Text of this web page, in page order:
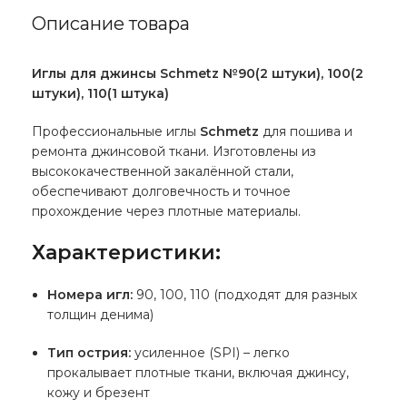
Описание товара
Иглы для джинсы Schmetz №90(2 штуки), 100(2
штуки), 110(1 штука)
Профессиональные иглы Schmetz для пошива и
ремонта джинсовой ткани. Изготовлены из
высококачественной закалённой стали,
обеспечивают долговечность и точное
прохождение через плотные материалы.
Характеристики:
Номера игл: 90, 100, 110 (подходят для разных
толщин денима)
Тип острия: усиленное (SPI) – легко
прокалывает плотные ткани, включая джинсу,
кожу и брезент